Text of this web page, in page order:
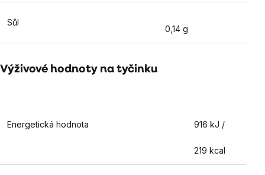
Sůl
0,14 g
Výživové hodnoty na tyčinku
Energetická hodnota 916 kJ /
219 kcal